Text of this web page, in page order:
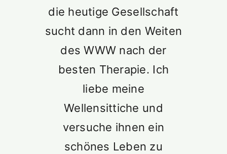
die heutige Gesellschaft
sucht dann in den Weiten
des WWW nach der
besten Therapie. Ich
liebe meine
Wellensittiche und
versuche ihnen ein
schönes Leben zu